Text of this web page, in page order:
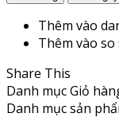
Thêm vào
Thêm vào so
Share This
Danh mụcGiỏ
Danh mục sản